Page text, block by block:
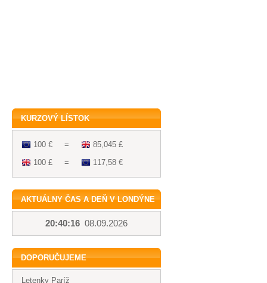
KURZOVÝ LÍSTOK
100 € =
85,045 £
100 £
= 117,58 €
AKTUÁLNY ČAS A DEŇ V LONDÝNE
20:40:16 08.09.2026
DOPORUČUJEME
Letenky Paríž